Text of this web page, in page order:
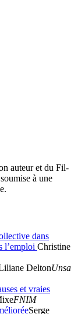
auteur et du Fil-
à une
dans
l’emploi Christine
DeltonUnsa
et vraies
FNIM
Serge